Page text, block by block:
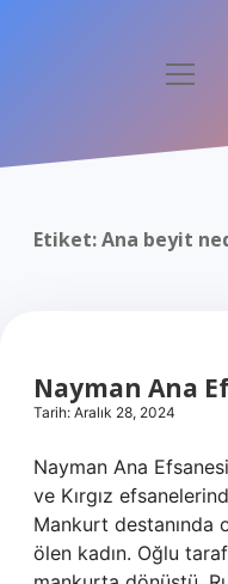
Politikası
menüyü
Etiket:Ana beyit
Nayman Ana
Tarih: Aralık 28, 2024
Nayman Ana
ve Kırgız
Mankurt destanında
ölen kadın. Oğlu